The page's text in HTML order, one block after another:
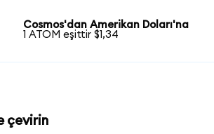
Cosmos'dan Amerikan Doları'na
1 ATOM eşittir $1,34
çevirin